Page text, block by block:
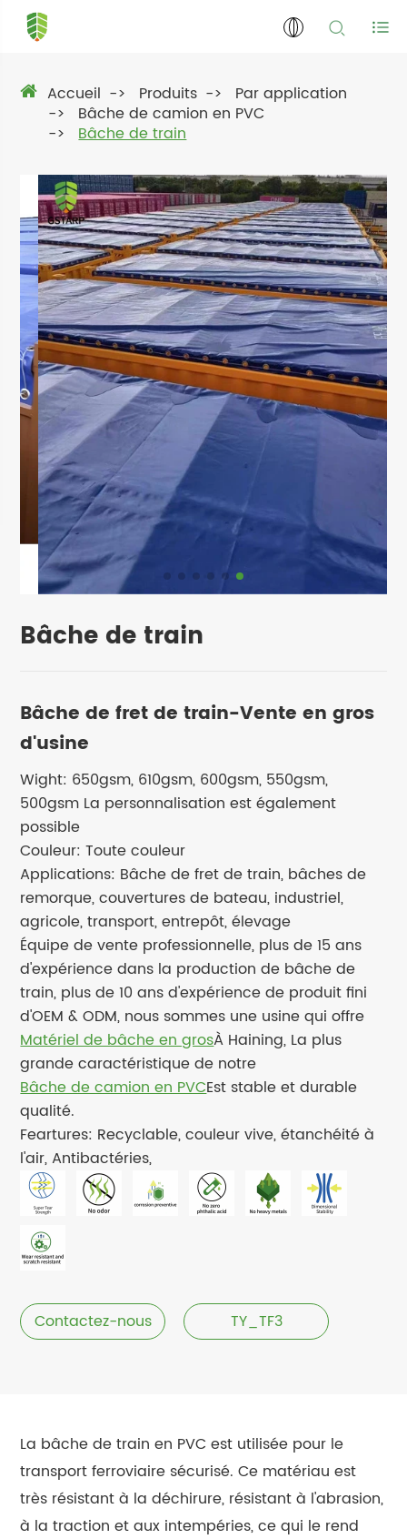
Accueil Produits
Par application
Bâche de camion en PVC
Bâche de train
Bâche de train
Bâche de fret de train-Vente en gros
d'usine
Wight: 650gsm, 610gsm, 600gsm, 550gsm,
500gsm La personnalisation est également
possible
Couleur: Toute couleur
Applications: Bâche de fret de train, bâches de
remorque, couvertures de bateau, industriel,
agricole, transport, entrepôt, élevage
Équipe de vente professionnelle, plus de 15 ans
d'expérience dans la production de bâche de
train, plus de 10 ans d'expérience de produit fini
d'OEM & ODM, nous sommes une usine qui offre
Matériel de bâche en grosÀ Haining, La plus
grande caractéristique de notre
Bâche de camion en PVCEst stable et durable
qualité.
Feartures: Recyclable, couleur vive, étanchéité à
l'air, Antibactéries,
Contactez-nous TY_TF3
La bâche de train en PVC est utilisée pour le
transport ferroviaire sécurisé. Ce matériau est
très résistant à la déchirure, résistant à l'abrasion,
à la traction et aux intempéries, ce qui le rend